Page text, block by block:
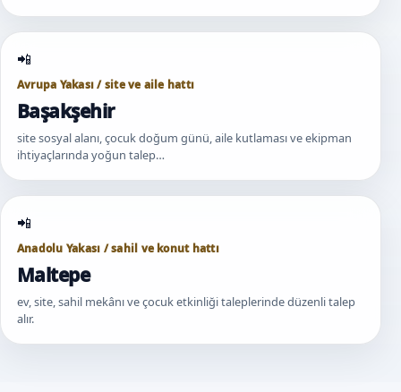
Avrupa Yakası / site ve aile hattı
Başakşehir
site sosyal alanı, çocuk doğum günü, aile kutlaması ve ekipman
ihtiyaçlarında yoğun talep…
Anadolu Yakası / sahil ve konut hattı
Maltepe
ev, site, sahil mekânı ve çocuk etkinliği taleplerinde düzenli talep
alır.